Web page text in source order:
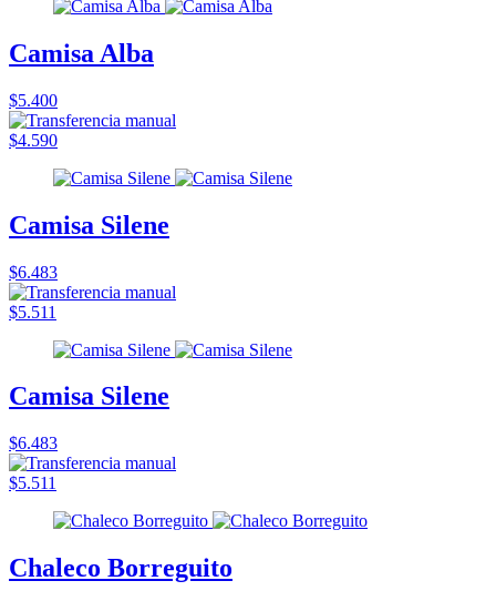
Camisa Alba
$5.400
$4.590
Camisa Silene
$6.483
$5.511
Camisa Silene
$6.483
$5.511
Chaleco Borreguito